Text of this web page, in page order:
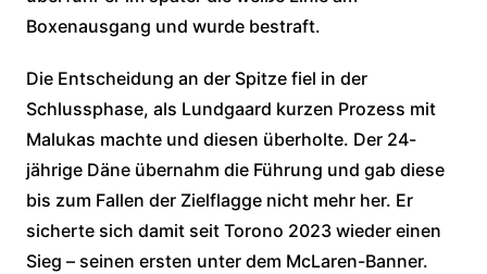
Boxenausgang und wurde bestraft.
Die Entscheidung an der Spitze fiel in der
Schlussphase, als Lundgaard kurzen Prozess mit
Malukas machte und diesen überholte. Der 24-
jährige Däne übernahm die Führung und gab diese
bis zum Fallen der Zielflagge nicht mehr her. Er
sicherte sich damit seit Torono 2023 wieder einen
Sieg – seinen ersten unter dem McLaren-Banner.